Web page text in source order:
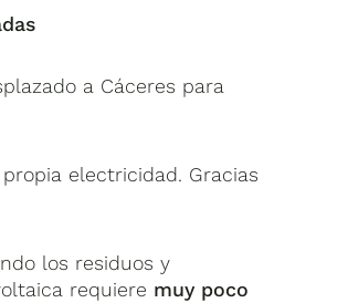
a Cáceres para
electricidad. Gracias
los residuos y
requiere muy poco